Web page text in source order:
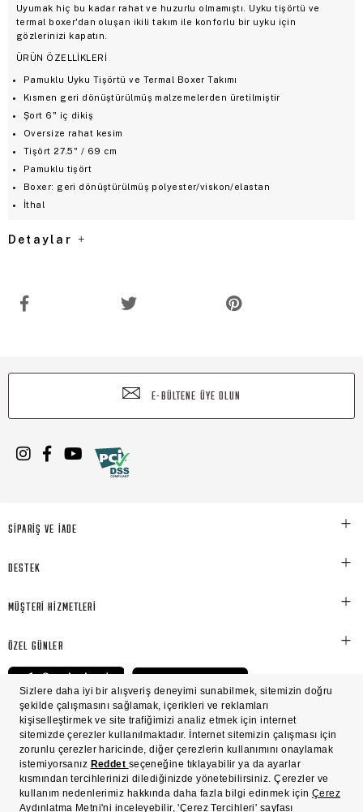
Uyumak hiç bu kadar rahat ve huzurlu olmamıştı. Uyku tişörtü ve
termal boxer'dan oluşan ikili takım ile konforlu bir uyku için
gözlerinizi kapatın.
ÜRÜN ÖZELLİKLERİ
Pamuklu Uyku Tişörtü ve Termal Boxer Takımı
Kısmen geri dönüştürülmüş malzemelerden üretilmiştir
Şort 6" iç dikiş
Oversize rahat kesim
Tişört 27.5" / 69 cm
Pamuklu tişört
Boxer: geri dönüştürülmüş polyester/viskon/elastan
İthal
Detaylar
E-BÜLTENE ÜYE OLUN
SİPARİŞ VE İADE
DESTEK
MÜŞTERİ HİZMETLERİ
ÖZEL GÜNLER
© Victoria's Secret Shaya Mağazacılık A.Ş. Franchise lisansı aracılığıyla işletilen ticari
markasıdır. Her hakkı saklıdır.
Süreç Bazlı Müşteri Aydınlatma Metni
Üyelik ve Gizlilik Sözleşmesi
İşlem Rehberi